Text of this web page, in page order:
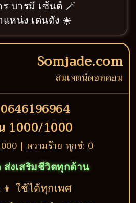
บารมี เซ้นต์ 🪄
แหน่ง เด่นดัง ☀️
Somjade.com
สมเจตน์ดอทคอม
1000/1000
| ความร้าย ทุกข์: 0
ส่งเสริมชีวิตทุกด้าน
ใช้ได้ทุกเพศ